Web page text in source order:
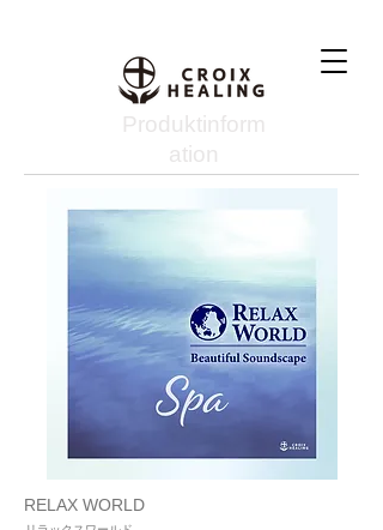
Produktinform
ation
RELAX WORLD